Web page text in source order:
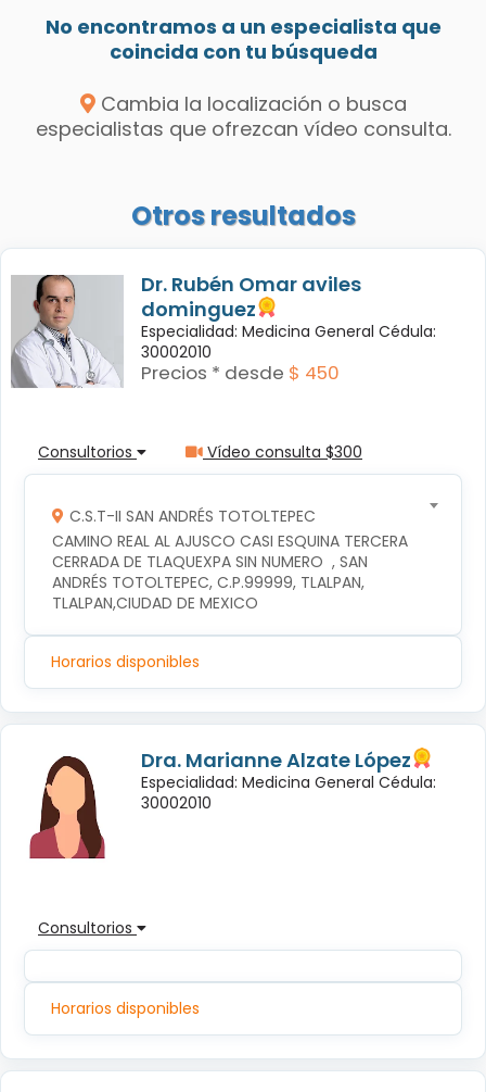
No encontramos a un especialista que
coincida con tu búsqueda
Cambia la localización o busca
especialistas que ofrezcan vídeo consulta.
Otros resultados
Dr. Rubén Omar aviles
dominguez
Especialidad: Medicina General Cédula:
30002010
Precios * desde $ 450
Consultorios Vídeo consulta $300
C.S.T-II SAN ANDRÉS TOTOLTEPEC
CAMINO REAL AL AJUSCO CASI ESQUINA TERCERA
CERRADA DE TLAQUEXPA SIN NUMERO  , SAN
ANDRÉS TOTOLTEPEC, C.P.99999, TLALPAN,
TLALPAN,CIUDAD DE MEXICO
Horarios disponibles
Dra. Marianne Alzate López
Especialidad: Medicina General Cédula:
30002010
Consultorios
Horarios disponibles